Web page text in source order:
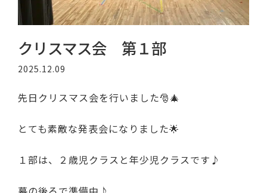
クリスマス会 第１部
2025.12.09
先日クリスマス会を行いました🎅🎄
とても素敵な発表会になりました🌟
１部は、２歳児クラスと年少児クラスです♪